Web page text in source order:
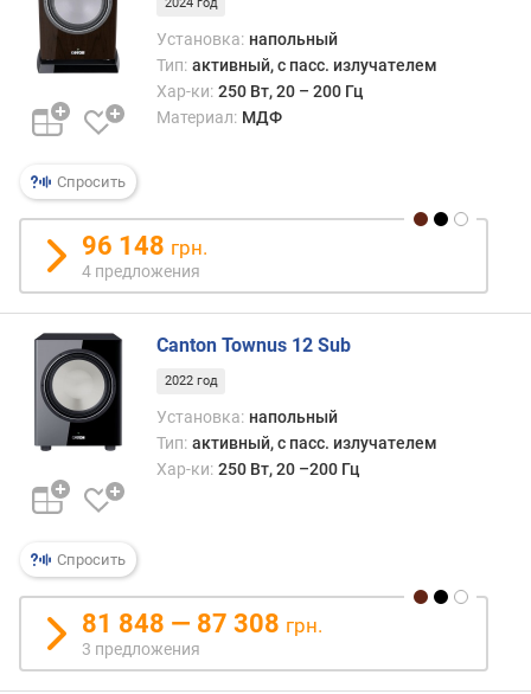
т
д
е
е
в
х
о
о
г
и
д
о
о
г
х
Спросить
2024 год
Установка: напольный
Тип: активный, с пасс. излучателем
Хар-ки: 250 Вт, 20 – 200 Гц
Материал: МДФ
96 148 грн.
4 предложения
Спросить
Canton Townus 12 Sub
2022 год
Установка: напольный
Тип: активный, с пасс. излучателем
Хар-ки: 250 Вт, 20 –200 Гц
81 848 — 87 308 грн.
3 предложения